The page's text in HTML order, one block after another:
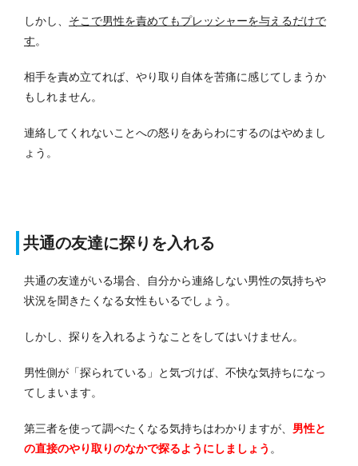
しかし、 そこで男性を責めてもプレッシャーを与えるだけで
す。
相手を責め立てれば、やり取り自体を苦痛に感じてしまうか
もしれません。
連絡してくれないことへの怒りをあらわにするのはやめまし
ょう。
共通の友達に探りを入れる
共通の友達がいる場合、自分から連絡しない男性の気持ちや
状況を聞きたくなる女性もいるでしょう。
しかし、探りを入れるようなことをしてはいけません。
男性側が「探られている」と気づけば、不快な気持ちになっ
てしまいます。
第三者を使って調べたくなる気持ちはわかりますが、 男性と
の直接のやり取りのなかで探るようにしましょう 。